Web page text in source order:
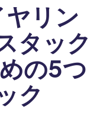
リン
タック
の5つ
ク